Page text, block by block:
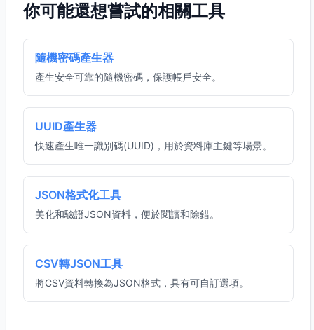
你可能還想嘗試的相關工具
隨機密碼產生器
產生安全可靠的隨機密碼，保護帳戶安全。
UUID產生器
快速產生唯一識別碼(UUID)，用於資料庫主鍵等場景。
JSON格式化工具
美化和驗證JSON資料，便於閱讀和除錯。
CSV轉JSON工具
將CSV資料轉換為JSON格式，具有可自訂選項。